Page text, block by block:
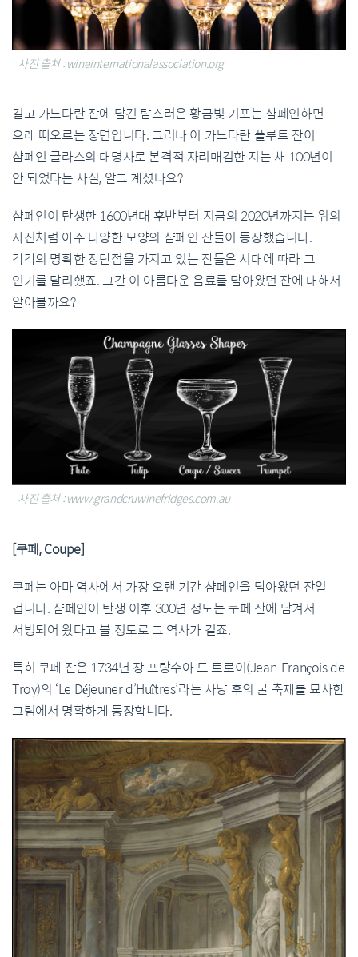
사진 출처 : wineinternationalassociation.org
길고 가느다란 잔에 담긴 탐스러운 황금빛 기포는 샴페인하면
으레 떠오르는 장면입니다. 그러나 이 가느다란 플루트 잔이
샴페인 글라스의 대명사로 본격적 자리매김한 지는 채 100년이
안 되었다는 사실, 알고 계셨나요?
샴페인이 탄생한 1600년대 후반부터 지금의 2020년까지는 위의
사진처럼 아주 다양한 모양의 샴페인 잔들이 등장했습니다.
각각의 명확한 장단점을 가지고 있는 잔들은 시대에 따라 그
인기를 달리했죠. 그간 이 아름다운 음료를 담아왔던 잔에 대해서
알아볼까요?
사진 출처 : www.grandcruwinefridges.com.au
[쿠페, Coupe]
쿠페는 아마 역사에서 가장 오랜 기간 샴페인을 담아왔던 잔일
겁니다. 샴페인이 탄생 이후 300년 정도는 쿠페 잔에 담겨서
서빙되어 왔다고 볼 정도로 그 역사가 길죠.
특히 쿠페 잔은 1734년 장 프랑수아 드 트로이(Jean-François de
Troy)의 ‘Le Déjeuner d’Huîtres’라는 사냥 후의 굴 축제를 묘사한
그림에서 명확하게 등장합니다.